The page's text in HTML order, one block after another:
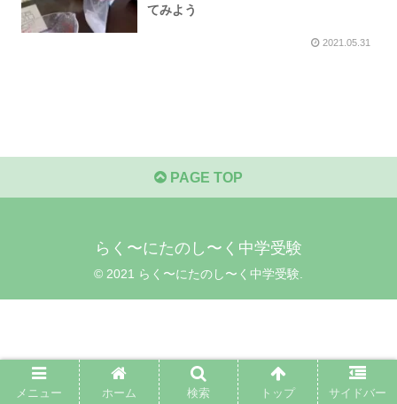
てみよう
2021.05.31
PAGE TOP
らく〜にたのし〜く中学受験
© 2021 らく〜にたのし〜く中学受験.
メニュー ホーム 検索 トップ サイドバー